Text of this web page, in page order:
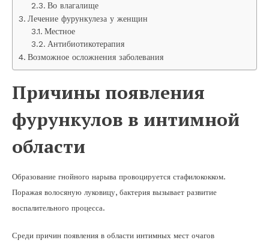
Во влагалище
Лечение фурункулеза у женщин
Местное
Антибиотикотерапия
Возможное осложнения заболевания
Причины появления
фурункулов в интимной
области
Образование гнойного нарыва провоцируется стафилококком.
Поражая волосяную луковицу, бактерия вызывает развитие
воспалительного процесса.
Среди причин появления в области интимных мест очагов